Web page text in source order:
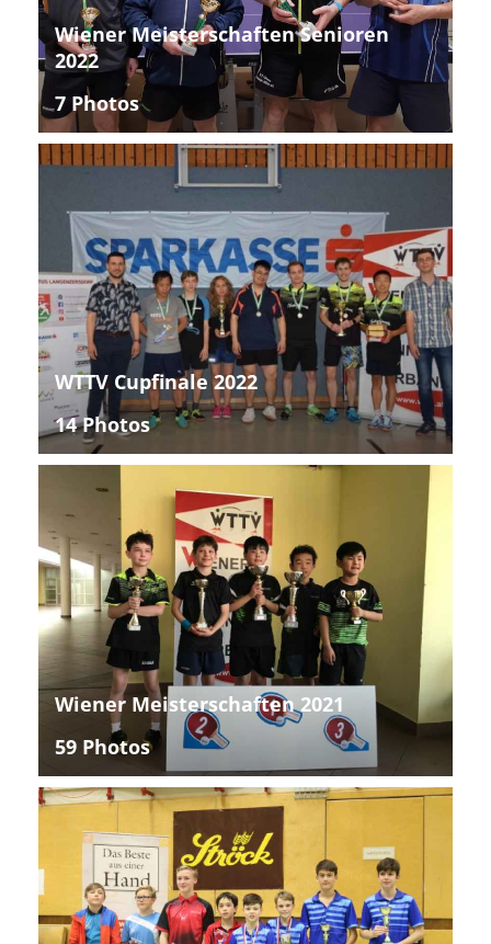
Wiener Meisterschaften Senioren
2022
7 Photos
WTTV Cupfinale 2022
14 Photos
Wiener Meisterschaften 2021
59 Photos